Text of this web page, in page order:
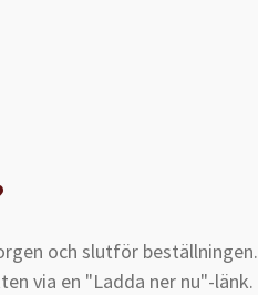
och slutför beställningen.
via en "Ladda ner nu"-länk.